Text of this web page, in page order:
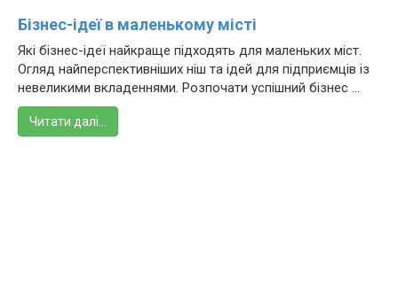
Бізнес-ідеї в маленькому місті
Які бізнес-ідеї найкраще підходять для маленьких міст.
Огляд найперспективніших ніш та ідей для підприємців із
невеликими вкладеннями. Розпочати успішний бізнес ...
Читати далі…